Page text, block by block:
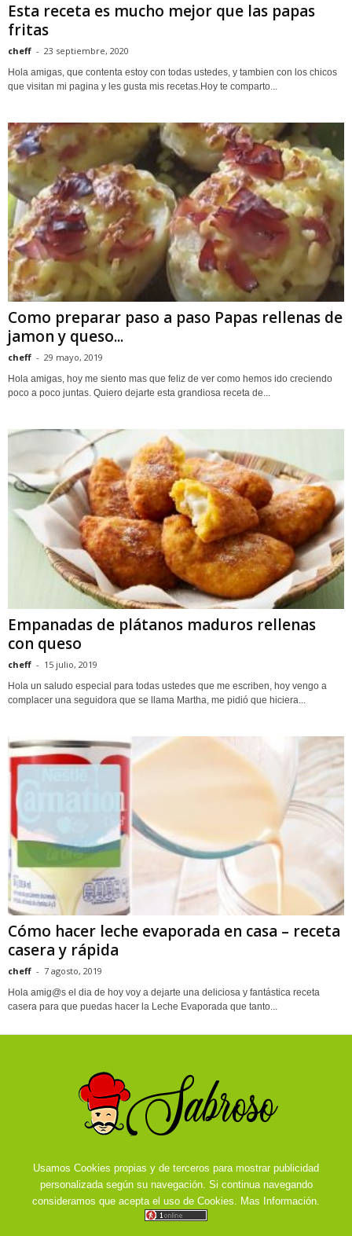
Esta receta es mucho mejor que las papas
fritas
cheff - 23 septiembre, 2020
Hola amigas, que contenta estoy con todas ustedes, y tambien con los chicos
que visitan mi pagina y les gusta mis recetas.Hoy te comparto...
Como preparar paso a paso Papas rellenas de
jamon y queso...
cheff - 29 mayo, 2019
Hola amigas, hoy me siento mas que feliz de ver como hemos ido creciendo
poco a poco juntas. Quiero dejarte esta grandiosa receta de...
Empanadas de plátanos maduros rellenas
con queso
cheff - 15 julio, 2019
Hola un saludo especial para todas ustedes que me escriben, hoy vengo a
complacer una seguidora que se llama Martha, me pidió que hiciera...
Cómo hacer leche evaporada en casa – receta
casera y rápida
cheff - 7 agosto, 2019
Hola amig@s el dia de hoy voy a dejarte una deliciosa y fantástica receta
casera para que puedas hacer la Leche Evaporada que tanto...
Usamos Cookies propias y de terceros para mostrar publicidad
personalizada según su navegación. Si continua navegando
consideramos que acepta el uso de Cookies.
Mas Información.